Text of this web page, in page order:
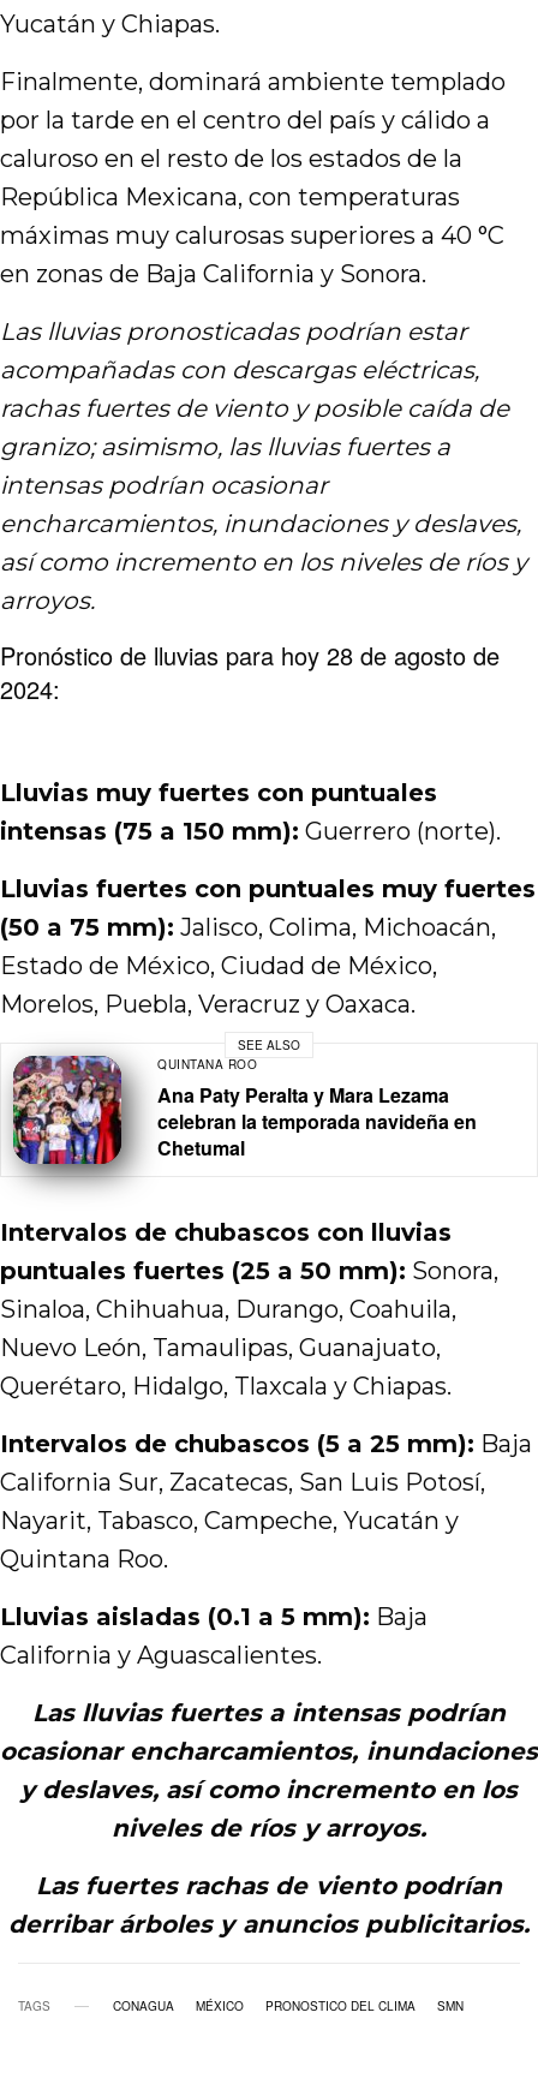
Yucatán y Chiapas.
Finalmente, dominará ambiente templado
por la tarde en el centro del país y cálido a
caluroso en el resto de los estados de la
República Mexicana, con temperaturas
máximas muy calurosas superiores a 40 °C
en zonas de Baja California y Sonora.
Las lluvias pronosticadas podrían estar
acompañadas con descargas eléctricas,
rachas fuertes de viento y posible caída de
granizo; asimismo, las lluvias fuertes a
intensas podrían ocasionar
encharcamientos, inundaciones y deslaves,
así como incremento en los niveles de ríos y
arroyos.
Pronóstico de lluvias para hoy 28 de agosto de
2024:
Lluvias muy fuertes con puntuales
intensas (75 a 150 mm): Guerrero (norte).
Lluvias fuertes con puntuales muy fuertes
(50 a 75 mm): Jalisco, Colima, Michoacán,
Estado de México, Ciudad de México,
Morelos, Puebla, Veracruz y Oaxaca.
SEE ALSO
QUINTANA ROO
Ana Paty Peralta y Mara Lezama
celebran la temporada navideña en
Chetumal
Intervalos de chubascos con lluvias
puntuales fuertes (25 a 50 mm): Sonora,
Sinaloa, Chihuahua, Durango, Coahuila,
Nuevo León, Tamaulipas, Guanajuato,
Querétaro, Hidalgo, Tlaxcala y Chiapas.
Intervalos de chubascos (5 a 25 mm): Baja
California Sur, Zacatecas, San Luis Potosí,
Nayarit, Tabasco, Campeche, Yucatán y
Quintana Roo.
Lluvias aisladas (0.1 a 5 mm): Baja
California y Aguascalientes.
Las lluvias fuertes a intensas podrían
ocasionar encharcamientos, inundaciones
y deslaves, así como incremento en los
niveles de ríos y arroyos.
Las fuertes rachas de viento podrían
derribar árboles y anuncios publicitarios.
TAGS CONAGUA MÉXICO PRONOSTICO DEL CLIMA SMN